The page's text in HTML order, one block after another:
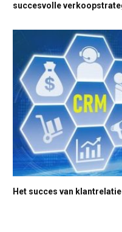
succesvolle
Het succes van